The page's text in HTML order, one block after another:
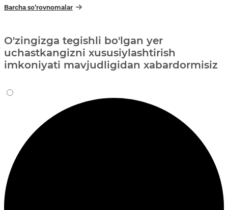
Barcha so‘rovnomalar
O'zingizga tegishli bo'lgan yer
uchastkangizni xususiylashtirish
imkoniyati mavjudligidan xabardormisiz